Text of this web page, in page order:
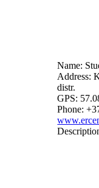
Name:
Address:
distr.
GPS:
Phone: